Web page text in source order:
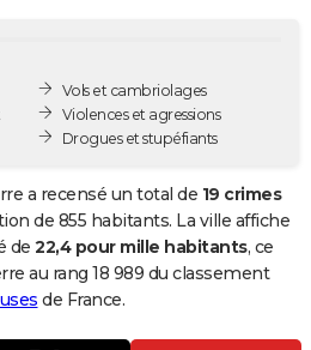
Vols et cambriolages
Violences et agressions
Drogues et stupéfiants
a recensé un total de 19 crimes
de 855 habitants. La ville affiche
de 22,4 pour mille habitants, ce
au rang 18 989 du classement
de France.